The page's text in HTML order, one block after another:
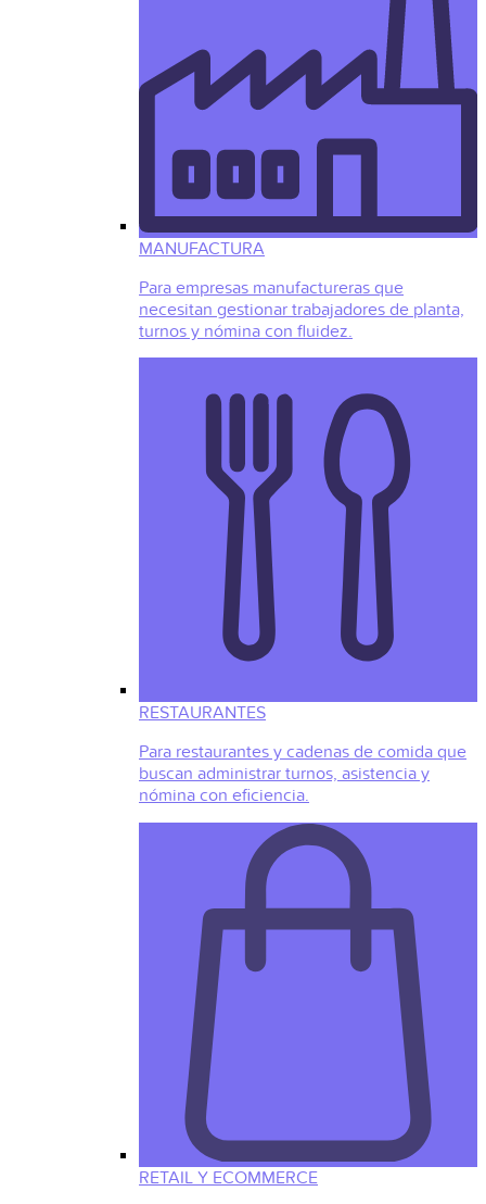
MANUFACTURA
Para empresas manufactureras que
necesitan gestionar trabajadores de planta,
turnos y nómina con fluidez.
RESTAURANTES
Para restaurantes y cadenas de comida que
buscan administrar turnos, asistencia y
nómina con eficiencia.
RETAIL Y ECOMMERCE